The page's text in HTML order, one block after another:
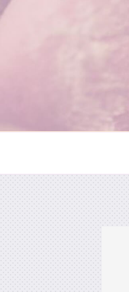
Pular